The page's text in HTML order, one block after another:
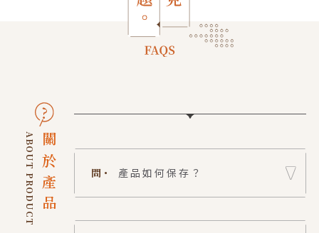
最新消息 常見問題 聯絡我們
關於產品
ABOUT PRODUCT 問・ 產品如何保存？